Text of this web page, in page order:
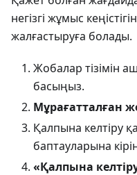
негізгі жұмыс
жалғастыруға болады.
Жобалар тізімін
басыңыз.
Мұрағатталған
Қалпына келтіру
баптауларына
«Қалпына